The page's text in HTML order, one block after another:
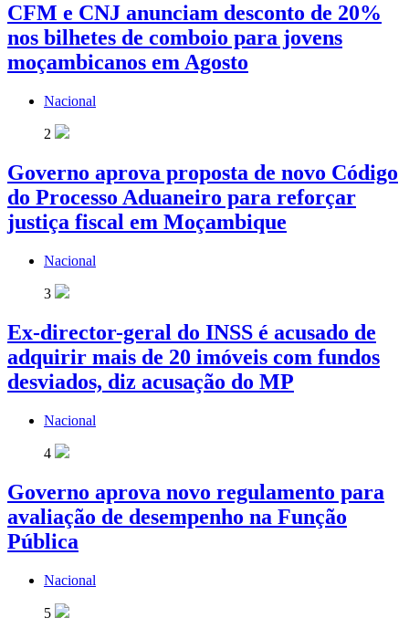
CFM e CNJ anunciam desconto de 20%
nos bilhetes de comboio para jovens
moçambicanos em Agosto
Nacional
2
Governo aprova proposta de novo Código
do Processo Aduaneiro para reforçar
justiça fiscal em Moçambique
Nacional
3
Ex-director-geral do INSS é acusado de
adquirir mais de 20 imóveis com fundos
desviados, diz acusação do MP
Nacional
4
Governo aprova novo regulamento para
avaliação de desempenho na Função
Pública
Nacional
5